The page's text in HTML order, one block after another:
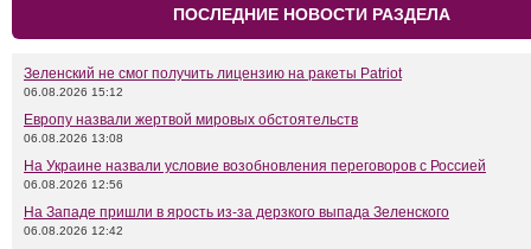
ПОСЛЕДНИЕ НОВОСТИ РАЗДЕЛА
Зеленский не смог получить лицензию на ракеты Patriot
06.08.2026 15:12
Европу назвали жертвой мировых обстоятельств
06.08.2026 13:08
На Украине назвали условие возобновления переговоров с Россией
06.08.2026 12:56
На Западе пришли в ярость из-за дерзкого выпада Зеленского
06.08.2026 12:42